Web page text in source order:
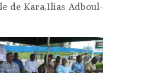
de Kara,Ilias Adboul-